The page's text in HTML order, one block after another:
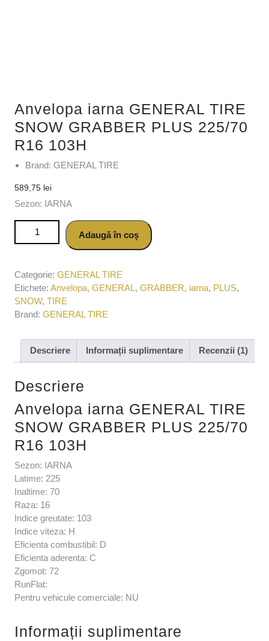
Anvelopa iarna GENERAL TIRE
SNOW GRABBER PLUS 225/70
R16 103H
Brand: GENERAL TIRE
589,75 lei
Sezon: IARNA
Cantitate Anvelopa iarna GENERAL TIRE SNOW GRABBER
PLUS 225/70 R16 103HAdaugă în coș
Categorie: GENERAL TIRE
Etichete: Anvelopa, GENERAL, GRABBER, iarna, PLUS,
SNOW, TIRE
Brand: GENERAL TIRE
Descriere Informații suplimentare Recenzii (1)
Descriere
Anvelopa iarna GENERAL TIRE
SNOW GRABBER PLUS 225/70
R16 103H
Sezon: IARNA
Latime: 225
Inaltime: 70
Raza: 16
Indice greutate: 103
Indice viteza: H
Eficienta combustibil: D
Eficienta aderenta: C
Zgomot: 72
RunFlat:
Pentru vehicule comerciale: NU
Informații suplimentare